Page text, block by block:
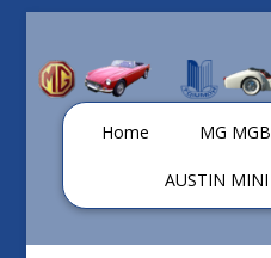
Home MG MGB
AUSTIN MINI